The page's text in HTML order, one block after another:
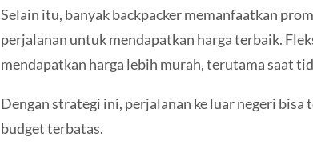
Selain itu, banyak backpacker memanfaatkan
perjalanan untuk mendapatkan harga terbaik.
mendapatkan harga lebih murah, terutama saat
Dengan strategi ini, perjalanan ke luar negeri bisa
budget terbatas.